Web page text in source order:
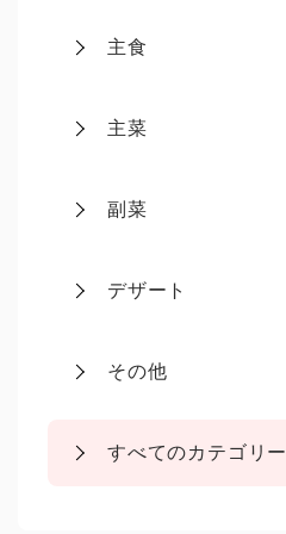
主食
主菜
副菜
デザート
その他
すべてのカテゴリー